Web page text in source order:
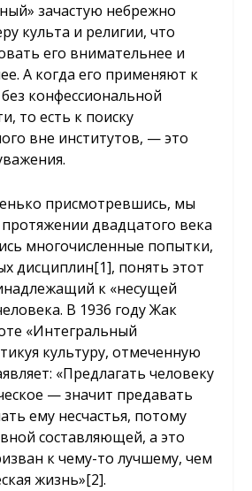
зачастую небрежно
культа и религии, что
его внимательнее и
А когда его применяют к
конфессиональной
то есть к поиску
вне институтов, — это
присмотревшись, мы
двадцатого века
многочисленные попытки,
дисциплин[1], понять этот
к «несущей
В 1936 году Жак
«Интегральный
культуру, отмеченную
«Предлагать человеку
— значит предавать
ему несчастья, потому
составляющей, а это
к чему-то лучшему, чем
жизнь»[2].